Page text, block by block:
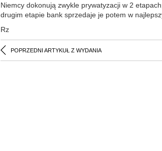
Niemcy dokonują zwykle prywatyzacji w 2
drugim etapie bank sprzedaje je potem w
Rz
POPRZEDNI ARTYKUŁ Z WYDANIA